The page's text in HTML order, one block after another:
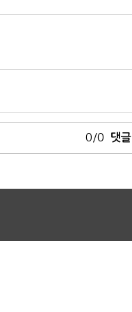
0/0 댓글